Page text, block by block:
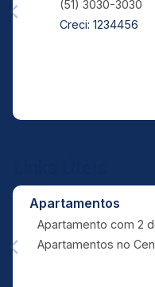
(51) 3030-3030
Creci: 1234456
Apartamentos
Apartamento com 2
Apartamentos no